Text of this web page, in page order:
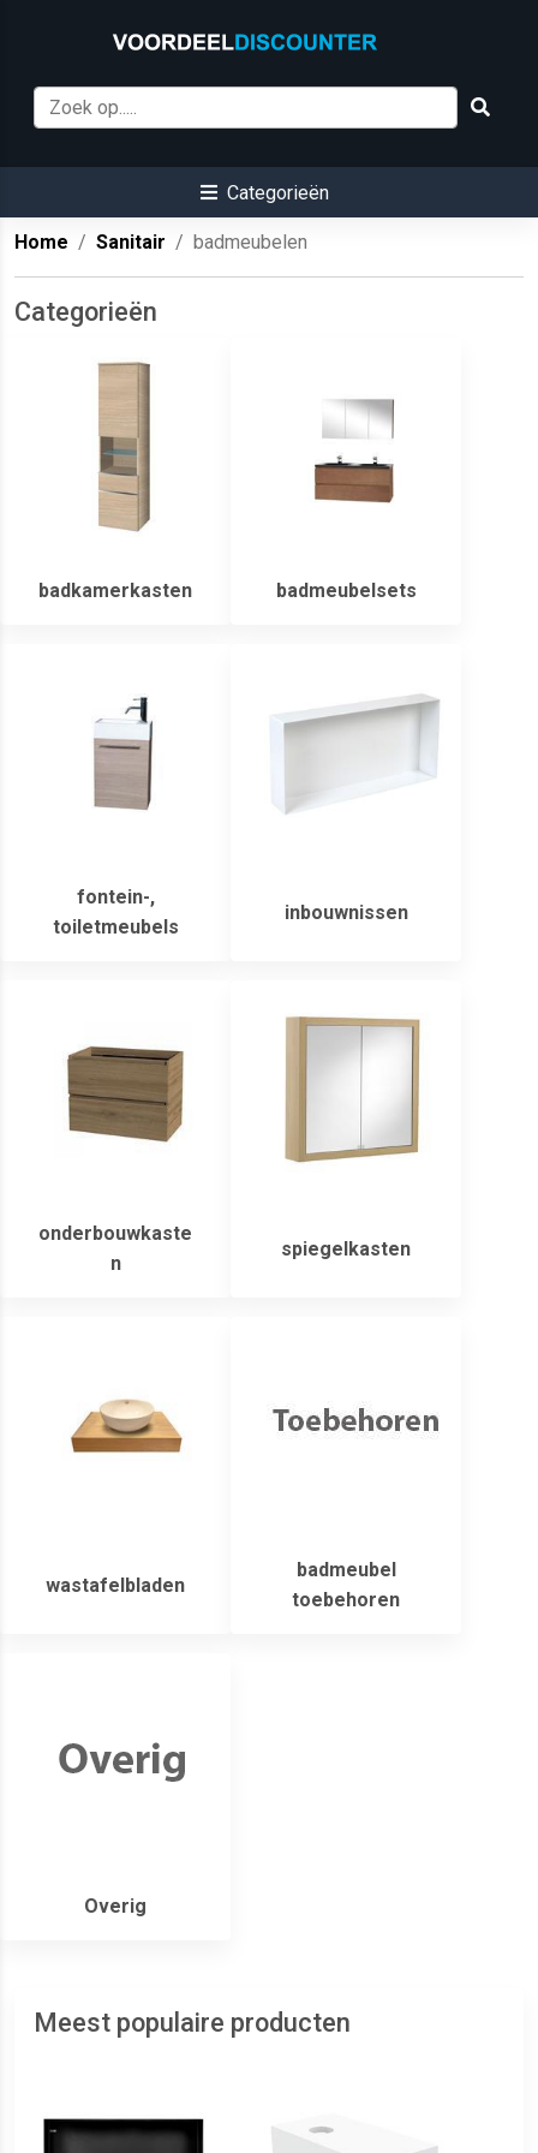
Categorieën
Home Sanitair badmeubelen
Categorieën
badkamerkasten badmeubelsets
fontein-,
toiletmeubels
inbouwnissen
onderbouwkaste
n
spiegelkasten
wastafelbladen
badmeubel
toebehoren
Overig
Meest populaire producten